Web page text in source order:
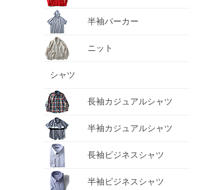
半袖パーカー
ニット
シャツ
長袖カジュアルシャツ
半袖カジュアルシャツ
長袖ビジネスシャツ
半袖ビジネスシャツ